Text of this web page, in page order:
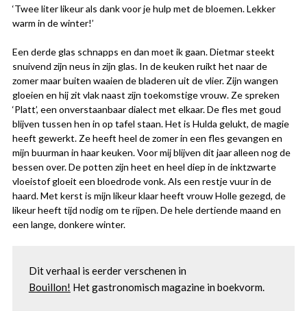
‘Twee liter likeur als dank voor je hulp met de bloemen. Lekker
warm in de winter!’
Een derde glas schnapps en dan moet ik gaan. Dietmar steekt
snuivend zijn neus in zijn glas. In de keuken ruikt het naar de
zomer maar buiten waaien de bladeren uit de vlier. Zijn wangen
gloeien en hij zit vlak naast zijn toekomstige vrouw. Ze spreken
‘Platt’, een onverstaanbaar dialect met elkaar. De fles met goud
blijven tussen hen in op tafel staan. Het is Hulda gelukt, de magie
heeft gewerkt. Ze heeft heel de zomer in een fles gevangen en
mijn buurman in haar keuken. Voor mij blijven dit jaar alleen nog de
bessen over. De potten zijn heet en heel diep in de inktzwarte
vloeistof gloeit een bloedrode vonk. Als een restje vuur in de
haard. Met kerst is mijn likeur klaar heeft vrouw Holle gezegd, de
likeur heeft tijd nodig om te rijpen. De hele dertiende maand en
een lange, donkere winter.
Bouillon! Het gastronomisch magazine in boekvorm.